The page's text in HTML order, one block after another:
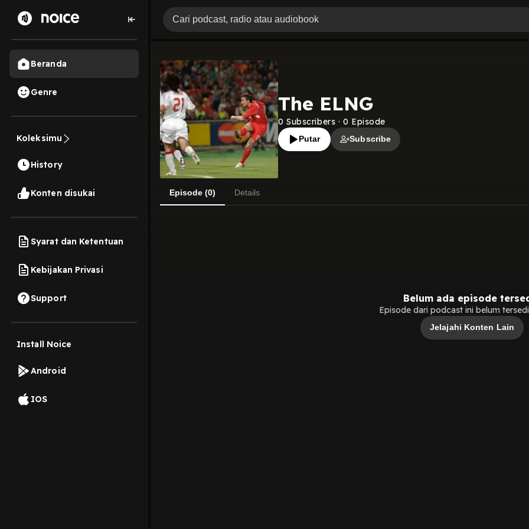
Beranda
Genre
Koleksimu
History
Konten disukai
Syarat dan Ketentuan
Kebijakan Privasi
Support
Install Noice
Android
IOS
The ELNG
0 Subscribers · 0 Episode
Putar Subscribe
Episode (0) Details
Belum ada episode
Episode dari podcast ini belum
Jelajahi Konten Lain